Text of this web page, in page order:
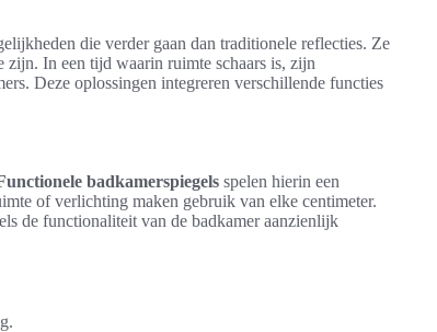
die verder gaan dan traditionele reflecties. Ze
In een tijd waarin ruimte schaars is, zijn
Deze oplossingen integreren verschillende functies
badkamerspiegels spelen hierin een
of verlichting maken gebruik van elke centimeter.
de functionaliteit van de badkamer aanzienlijk